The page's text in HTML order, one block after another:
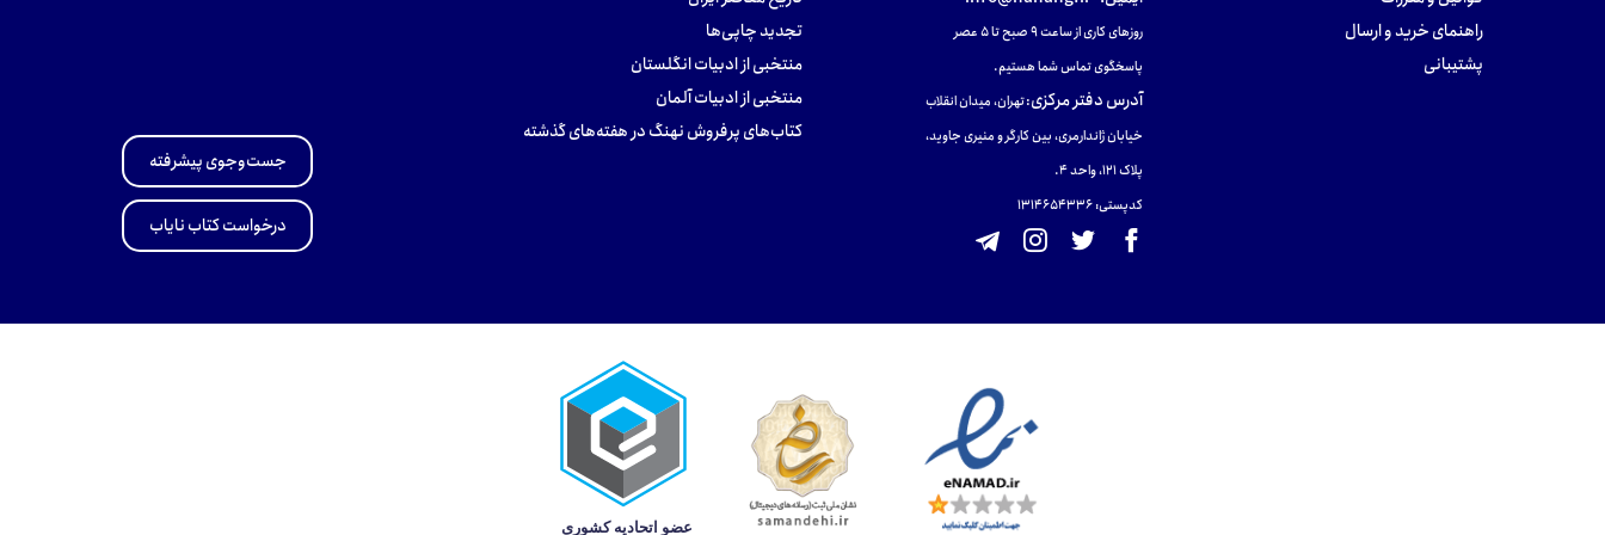
راهنمای خرید و ارسال
پشتیبانی
روزهای کاری از ساعت ۹ صبح تا ۵ عصر
پاسخگوی تماس شما هستیم.
آدرس دفتر مرکزی:تهران، میدان انقلاب
خیابان ژاندارمری، بین کارگر و منیری جاوید،
پلاک 121، واحد ۴.
کدپستی: 131465433۶
تجدید چاپی‌ها
منتخبی از ادبیات انگلستان
منتخبی از ادبیات آلمان
کتاب‌های پرفروش نهنگ در هفته‌های گذشته
جست‌وجوی پیشرفته
درخواست کتاب نایاب